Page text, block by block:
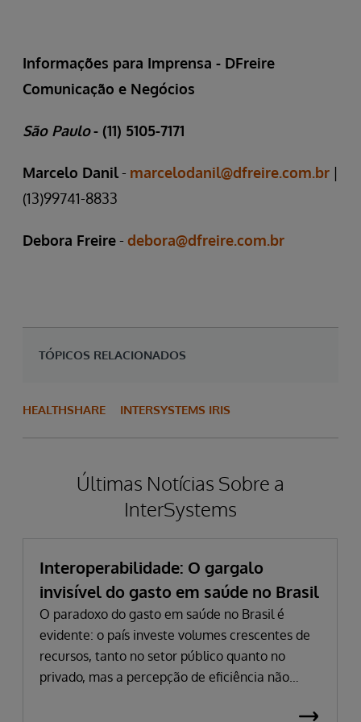
Informações para Imprensa - DFreire
Comunicação e Negócios
São Paulo- (11) 5105-7171
Marcelo Danil- marcelodanil@dfreire.com.br |
(13)99741-8833
Debora Freire- debora@dfreire.com.br
TÓPICOS RELACIONADOS
HEALTHSHARE INTERSYSTEMS IRIS
Últimas Notícias Sobre a
InterSystems
Interoperabilidade: O gargalo
invisível do gasto em saúde no Brasil
O paradoxo do gasto em saúde no Brasil é
evidente: o país investe volumes crescentes de
recursos, tanto no setor público quanto no
privado, mas a percepção de eficiência não
público atingiu 5,03% do PIB, impulsionado por